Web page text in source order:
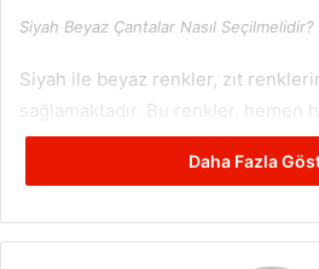
Siyah Beyaz Çantalar Nasıl Seçilmelidir?
Siyah ile beyaz renkler, zıt
sağlamaktadır. Bu renkler, hemen
kombinlerde kullanılmaktadır.
bu zıt renklerin uyumu, bu sezon
Daha Fazla